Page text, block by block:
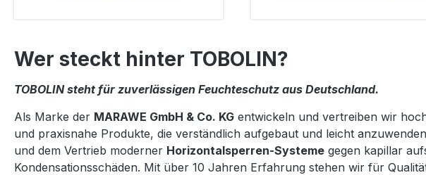
Wer steckt hinter TOBOLIN?
TOBOLIN steht für zuverlässigen Feuchteschutz aus Deutschland.
Als Marke der MARAWE GmbH & Co. KG entwickeln und vertreiben wir
und praxisnahe Produkte, die verständlich aufgebaut und leicht
und dem Vertrieb moderner Horizontalsperren-Systeme gegen kapillar
Kondensationsschäden. Mit über 10 Jahren Erfahrung stehen wir für